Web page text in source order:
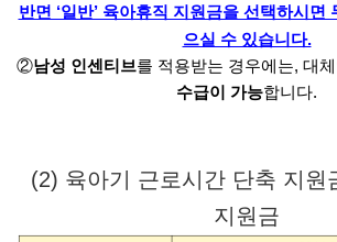
반면 ‘일반’ 육아휴직 지원금을 선택하시면
으실 수 있습니다.
②남성 인센티브를 적용받는 경우에는, 대
수급이 가능합니다.
(2) 육아기 근로시간 단축 지원
지원금